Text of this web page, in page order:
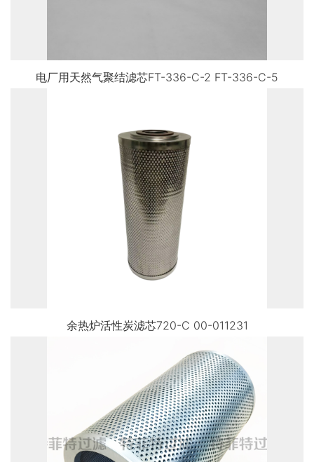
电厂用天然气聚结滤芯FT-336-C-2 FT-336-C-5
余热炉活性炭滤芯720-C 00-011231